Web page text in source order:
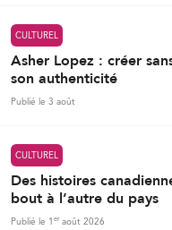
CULTUREL
Asher Lopez : créer
son authenticité
Publié le 3 août
CULTUREL
Des histoires
bout à l’autre du pays
Publié le 1 er août 2026